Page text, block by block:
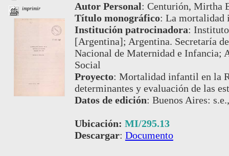
imprimir Autor Personal: Centurión, Mirtha
Título monográfico: La mortalidad
Institución patrocinadora:
[Argentina]; Argentina. Secretaría
Nacional de Maternidad e Infancia;
Social
Proyecto: Mortalidad infantil en la
determinantes y evaluación de las
Datos de edición: Buenos Aires:
Ubicación: MI/295.13
Descargar: Documento